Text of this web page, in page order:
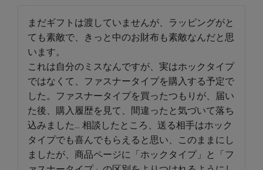
まだギフトは渡していませんが、ラッピングがと
ても素敵で、きっと中のお財布も素敵なんだと思
います。
これは自分のミスなんですが、実はホックタイプ
ではなくて、ファスナータイプを購入する予定で
した。ファスナータイプを買ったつもりが、届い
た後、購入履歴を見て、間違ったと気づいて落ち
込みました... 相談したところ、送る相手はホック
タイプでも喜んでもらえると思い、このままにし
ましたが、商品ページに「ホックタイプ」と「フ